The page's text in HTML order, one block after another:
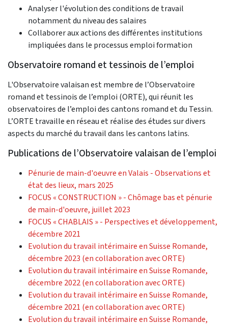
Analyser l'évolution des conditions de travail
notamment du niveau des salaires
Collaborer aux actions des différentes institutions
impliquées dans le processus emploi formation
Observatoire romand et tessinois de l’emploi
L'Observatoire valaisan est membre de l’Observatoire
romand et tessinois de l’emploi (ORTE), qui réunit les
observatoires de l’emploi des cantons romand et du Tessin.
L’ORTE travaille en réseau et réalise des études sur divers
aspects du marché du travail dans les cantons latins.
Publications de l’Observatoire valaisan de l’emploi
Pénurie de main-d'oeuvre en Valais - Observations et
état des lieux, mars 2025
FOCUS « CONSTRUCTION » - Chômage bas et pénurie
de main-d'oeuvre, juillet 2023
FOCUS « CHABLAIS » - Perspectives et développement,
décembre 2021
Evolution du travail intérimaire en Suisse Romande,
décembre 2023 (en collaboration avec ORTE)
Evolution du travail intérimaire en Suisse Romande,
décembre 2022 (en collaboration avec ORTE)
Evolution du travail intérimaire en Suisse Romande,
décembre 2021 (en collaboration avec ORTE)
Evolution du travail intérimaire en Suisse Romande,